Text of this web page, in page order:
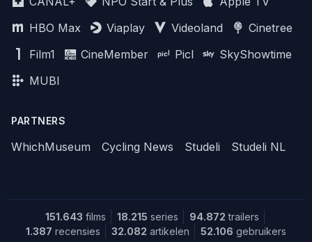
HBO Max
Viaplay Videoland
Cinetree
Film1
CineMember Picl
SkyShowtime
MUBI
PARTNERS
WhichMuseum Cycling News Studeli Studeli NL
151.643 films 18.215 series 94.872 trailers
1.387 recensies 32.082 artikelen 52.106 gebruikers